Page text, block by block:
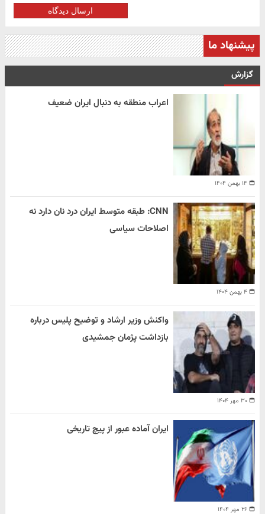
ارسال دیدگاه
پیشنهاد ما
گزارش
۱۴ بهمن ۱۴۰۴
اعراب منطقه به دنبال ایران ضعیف
۴ بهمن ۱۴۰۴
CNN: طبقه متوسط ایران درد نان دارد نه
اصلاحات سیاسی
۳۰ مهر ۱۴۰۴
واکنش وزیر ارشاد و توضیح پلیس درباره
بازداشت پژمان جمشیدی
۲۶ مهر ۱۴۰۴
ایران آماده عبور از پیچ تاریخی